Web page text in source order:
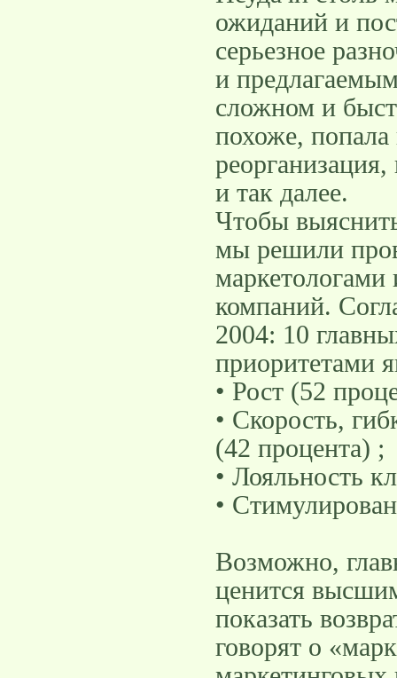
ожиданий и
серьезное
и
сложном и
похоже,
и так далее.
Чтобы
мы решили
маркетологами
компаний.
2004: 10
приоритетами
• Рост (52
• Скорость,
(42 процента) ;
• Лояльность
•
Возможно,
ценится
показать
говорят о